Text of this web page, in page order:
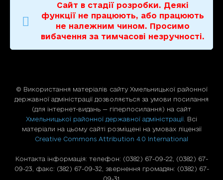
Сайт в стадії розробки. Деякі
функції не працюють, або працюють
не належним чином. Просимо
вибачення за тимчасові незручності.
© Використання матерiалiв сайту Хмельницької районної
державної адміністрації дозволяється за умови посилання
(для iнтернет-видань — гiперпосилання) на сайт
Хмельницької районної державної адміністрації . Всі
матеріали на цьому сайті розміщені на умовах ліцензії
Creative Commons Attribution 4.0 International
Контакта інформація: телефон: (0382) 67-09-22, (0382) 67-
09-23, факс: (382) 67-09-32, звернення громадян: (0382) 67-